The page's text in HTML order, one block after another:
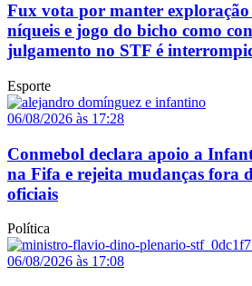
Fux vota por manter exploração
níqueis e jogo do bicho como
julgamento no STF é
Esporte
06/08/2026 às 17:28
Conmebol declara apoio a
na Fifa e rejeita mudanças fora
oficiais
Política
06/08/2026 às 17:08